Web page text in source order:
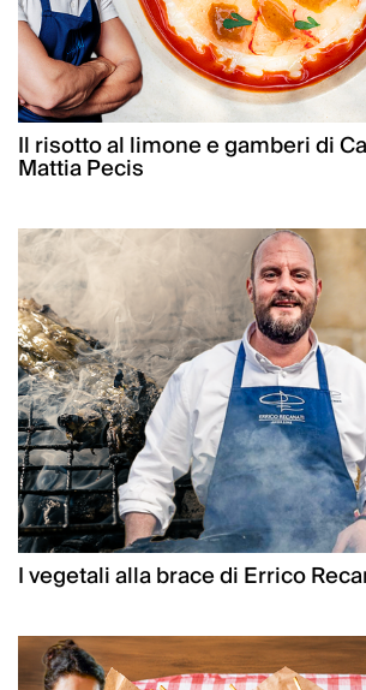
Il risotto al limone e gamberi di
Mattia Pecis
I vegetali alla brace di Errico